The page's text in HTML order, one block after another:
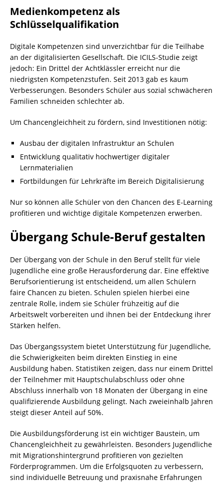
Medienkompetenz als
Schlüsselqualifikation
Digitale Kompetenzen sind unverzichtbar für die Teilhabe
an der digitalisierten Gesellschaft. Die ICILS-Studie zeigt
jedoch: Ein Drittel der Achtklässler erreicht nur die
niedrigsten Kompetenzstufen. Seit 2013 gab es kaum
Verbesserungen. Besonders Schüler aus sozial schwächeren
Familien schneiden schlechter ab.
Um Chancengleichheit zu fördern, sind Investitionen nötig:
Ausbau der digitalen Infrastruktur an Schulen
Entwicklung qualitativ hochwertiger digitaler
Lernmaterialien
Fortbildungen für Lehrkräfte im Bereich Digitalisierung
Nur so können alle Schüler von den Chancen des E-Learning
profitieren und wichtige digitale Kompetenzen erwerben.
Übergang Schule-Beruf gestalten
Der Übergang von der Schule in den Beruf stellt für viele
Jugendliche eine große Herausforderung dar. Eine effektive
Berufsorientierung ist entscheidend, um allen Schülern
faire Chancen zu bieten. Schulen spielen hierbei eine
zentrale Rolle, indem sie Schüler frühzeitig auf die
Arbeitswelt vorbereiten und ihnen bei der Entdeckung ihrer
Stärken helfen.
Das Übergangssystem bietet Unterstützung für Jugendliche,
die Schwierigkeiten beim direkten Einstieg in eine
Ausbildung haben. Statistiken zeigen, dass nur einem Drittel
der Teilnehmer mit Hauptschulabschluss oder ohne
Abschluss innerhalb von 18 Monaten der Übergang in eine
qualifizierende Ausbildung gelingt. Nach zweieinhalb Jahren
steigt dieser Anteil auf 50%.
Die Ausbildungsförderung ist ein wichtiger Baustein, um
Chancengleichheit zu gewährleisten. Besonders Jugendliche
mit Migrationshintergrund profitieren von gezielten
Förderprogrammen. Um die Erfolgsquoten zu verbessern,
sind individuelle Betreuung und praxisnahe Erfahrungen